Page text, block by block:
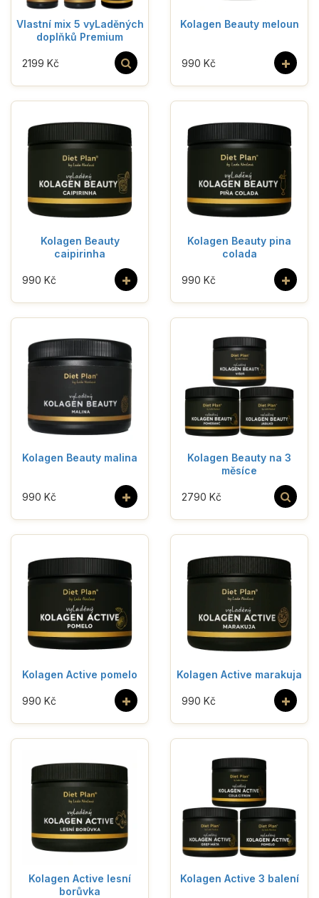
Vlastní mix 5 vyLaděných
doplňků Premium
2199 Kč
Kolagen Beauty meloun
+
990 Kč
Kolagen Beauty
caipirinha
+
990 Kč
Kolagen Beauty pina
colada
+
990 Kč
Kolagen Beauty malina
+
990 Kč
Kolagen Beauty na 3
měsíce
2790 Kč
Kolagen Active pomelo
+
990 Kč
Kolagen Active marakuja
+
990 Kč
Kolagen Active lesní
borůvka
Kolagen Active 3 balení